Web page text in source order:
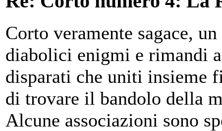
Corto veramente sagace,
diabolici enigmi e rimandi
disparati che uniti insieme
di trovare il bandolo della
Alcune associazioni sono